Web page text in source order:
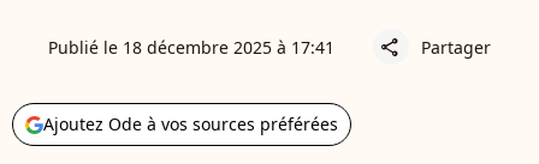
Publié le 18 décembre 2025 à 17:41 share Partager
Ajoutez Ode à vos sources préférées